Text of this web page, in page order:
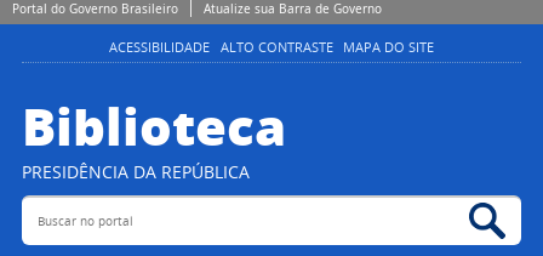
Portal do Governo Brasileiro Atualize sua Barra de Governo
ACESSIBILIDADE ALTO CONTRASTE MAPA DO SITE
Biblioteca
PRESIDÊNCIA DA REPÚBLICA
Buscar no portal